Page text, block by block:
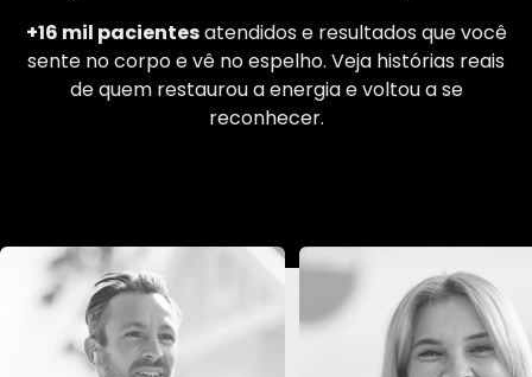
+16 mil pacientesatendidos e resultados que você
sente no corpo e vê no espelho. Veja histórias reais
de quem restaurou a energia e voltou a se
reconhecer.